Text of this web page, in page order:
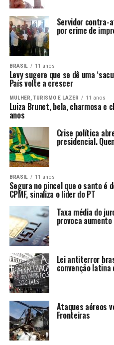
Servidor contra-
por crime de
BRASIL 11 anos
Levy sugere que se dê uma
País volte a crescer
MULHER, TURISMO E LAZER 11 anos
Luiza Brunet, bela, charmosa e
anos
Crise política
presidencial.
BRASIL 11 anos
Segura no pincel que o santo é
CPMF, sinaliza o líder do PT
Taxa média do
provoca
Lei antiterror
convenção
Ataques aéreos
Fronteiras